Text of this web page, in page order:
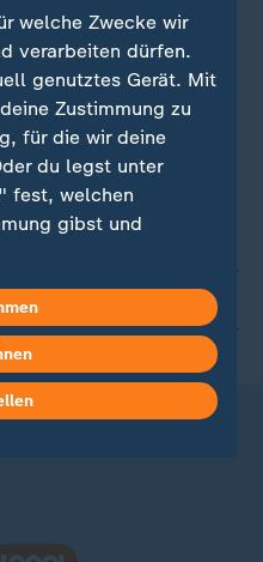
welche Zwecke wir
verarbeiten dürfen.
genutztes Gerät. Mit
Zustimmung zu
für die wir deine
du legst unter
fest, welchen
gibst und
oder ändern.
du in unserer